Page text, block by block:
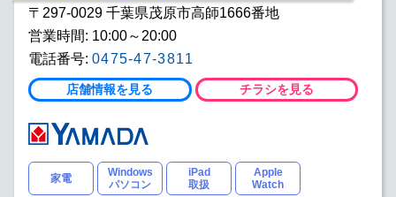
〒297-0029 千葉県茂原市高師1666番地
営業時間: 10:00～20:00
電話番号: 0475-47-3811
店舗情報を見る チラシを見る
家電
Windows
パソコン
iPad
取扱
Apple
Watch